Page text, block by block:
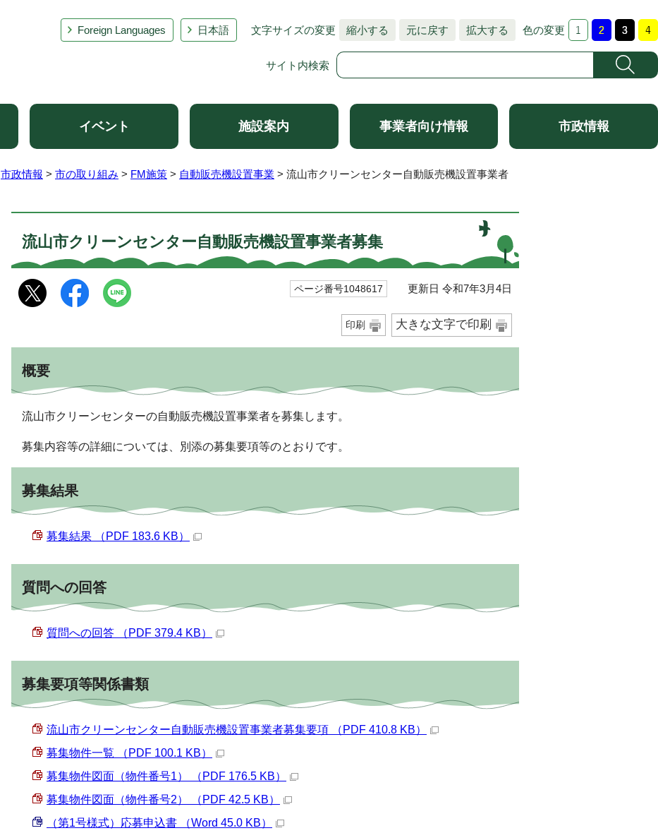
Foreign Languages 日本語 文字サイズの変更 縮小する 元に戻す 拡大する 色の変更
サイト内検索
イベント 施設案内 事業者向け情報 市政情報
市政情報 > 市の取り組み > FM施策 > 自動販売機設置事業 > 流山市クリーンセンター自動販売機設置事業者
流山市クリーンセンター自動販売機設置事業者募集
ページ番号1048617 更新日 令和7年3月4日
印刷 大きな文字で印刷
概要
流山市クリーンセンターの自動販売機設置事業者を募集します。
募集内容等の詳細については、別添の募集要項等のとおりです。
募集結果
募集結果 （PDF 183.6 KB）
質問への回答
質問への回答 （PDF 379.4 KB）
募集要項等関係書類
流山市クリーンセンター自動販売機設置事業者募集要項 （PDF 410.8 KB）
募集物件一覧 （PDF 100.1 KB）
募集物件図面（物件番号1） （PDF 176.5 KB）
募集物件図面（物件番号2） （PDF 42.5 KB）
（第1号様式）応募申込書 （Word 45.0 KB）